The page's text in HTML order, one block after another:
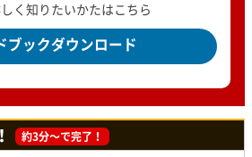
く知りたいかたはこちら
ブックダウンロード
約3分～で完了！